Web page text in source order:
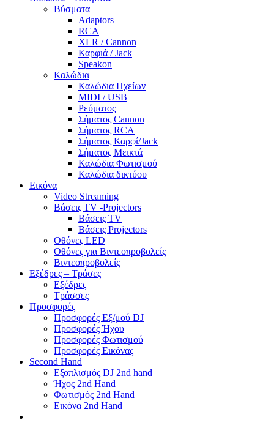
Βύσματα
Adaptors
RCA
XLR / Cannon
Καρφιά / Jack
Speakon
Καλώδια
Καλώδια Ηχείων
MIDI / USB
Ρεύματος
Σήματος Cannon
Σήματος RCA
Σήματος Καρφί/Jack
Σήματος Μεικτά
Καλώδια Φωτισμού
Καλώδια δικτύου
Εικόνα
Video Streaming
Βάσεις TV -Projectors
Βάσεις TV
Βάσεις Projectors
Οθόνες LED
Οθόνες για Βιντεοπροβολείς
Βιντεοπροβολείς
Εξέδρες – Τράσες
Εξέδρες
Τράσσες
Προσφορές
Προσφορές Εξ/μού DJ
Προσφορές Ήχου
Προσφορές Φωτισμού
Προσφορές Εικόνας
Second Hand
Εξοπλισμός DJ 2nd hand
Ήχος 2nd Hand
Φωτισμός 2nd Hand
Εικόνα 2nd Hand